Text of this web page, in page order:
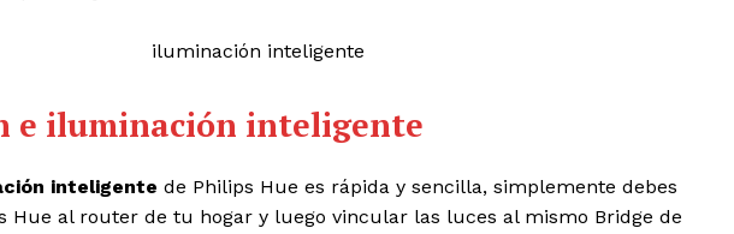
e iluminación inteligente
inteligente de Philips Hue es rápida y sencilla, simplemente debes
Hue al router de tu hogar y luego vincular las luces al mismo Bridge de